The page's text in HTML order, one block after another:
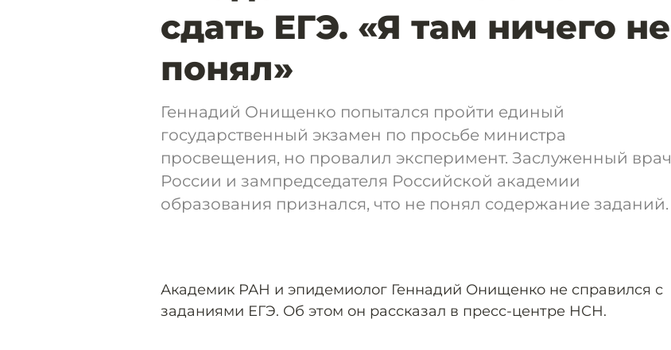
сдать ЕГЭ. «Я там ничего не
понял»
Геннадий Онищенко попытался пройти единый
государственный экзамен по просьбе министра
просвещения, но провалил эксперимент. Заслуженный врач
России и зампредседателя Российской академии
образования признался, что не понял содержание заданий.
Академик РАН и эпидемиолог Геннадий Онищенко не справился с
заданиями ЕГЭ. Об этом он рассказал в пресс-центре НСН.